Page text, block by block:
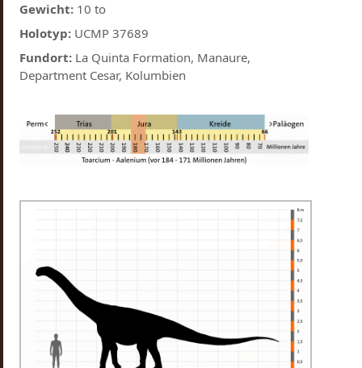
Gewicht: 10 to
Holotyp: UCMP 37689
Fundort: La Quinta Formation, Manaure,
Department Cesar, Kolumbien